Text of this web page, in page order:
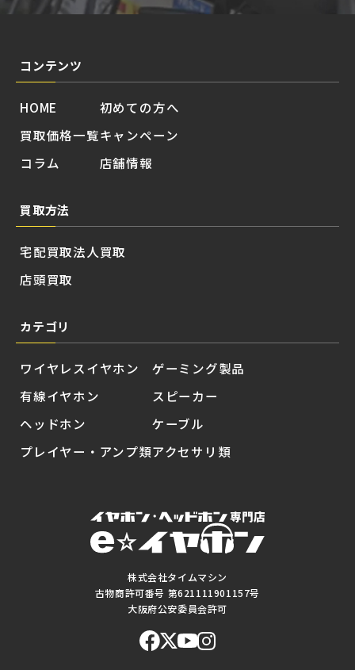
株式会社タイムマシン
古物商許可番号 第621111901157号
大阪府公安委員会許可
コンテンツ
HOME
買取価格一覧
コラム
初めての方へ
キャンペーン
店舗情報
買取方法
宅配買取
店頭買取
法人買取
カテゴリ
ワイヤレスイヤホン
有線イヤホン
ヘッドホン
プレイヤー・アンプ類
ゲーミング製品
スピーカー
ケーブル
アクセサリ類